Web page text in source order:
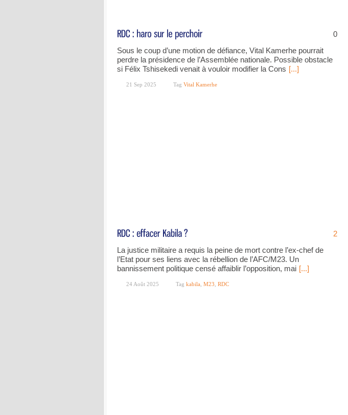
0
Sous le coup d’une motion de défiance, Vital Kamerhe pourrait
perdre la présidence de l’Assemblée nationale. Possible obstacle
si Félix Tshisekedi venait à vouloir modifier la Cons [...]
21 Sep 2025 Tag Vital Kamerhe
2
La justice militaire a requis la peine de mort contre l’ex-chef de
l’Etat pour ses liens avec la rébellion de l’AFC/M23. Un
bannissement politique censé affaiblir l’opposition, mai [...]
24 Août 2025 Tag kabila M23 RDC